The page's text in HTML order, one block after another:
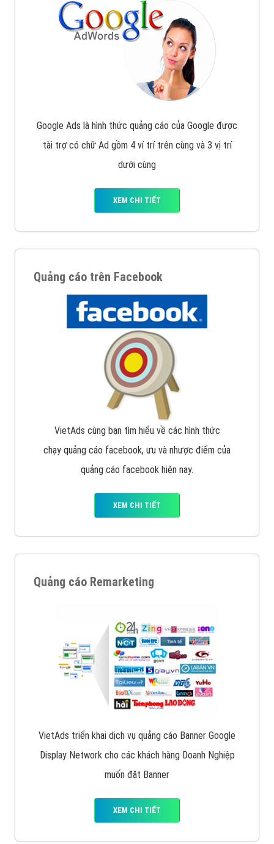
Google Ads là hình thức quảng cáo của Google được
tài trợ có chữ Ad gồm 4 ví trí trên cùng và 3 vị trí
dưới cùng
XEM CHI TIẾT
Quảng cáo trên Facebook
VietAds cùng bạn tìm hiểu về các hình thức
chạy quảng cáo facebook, ưu và nhược điểm của
quảng cáo facebook hiện nay.
XEM CHI TIẾT
Quảng cáo Remarketing
VietAds triển khai dịch vụ quảng cáo Banner Google
Display Network cho các khách hàng Doanh Nghiệp
muốn đặt Banner
XEM CHI TIẾT